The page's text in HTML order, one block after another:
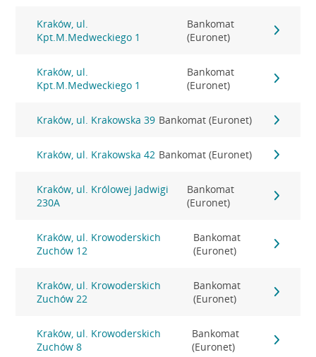
Kraków, ul.
Kpt.M.Medweckiego 1
Bankomat
(Euronet)
Kraków, ul.
Kpt.M.Medweckiego 1
Bankomat
(Euronet)
Kraków, ul. Krakowska 39 Bankomat (Euronet)
Kraków, ul. Krakowska 42 Bankomat (Euronet)
Kraków, ul. Królowej Jadwigi
230A
Bankomat
(Euronet)
Kraków, ul. Krowoderskich
Zuchów 12
Bankomat
(Euronet)
Kraków, ul. Krowoderskich
Zuchów 22
Bankomat
(Euronet)
Kraków, ul. Krowoderskich
Zuchów 8
Bankomat
(Euronet)